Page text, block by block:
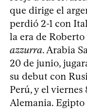
que dirige el
perdió 2-1 con
la era de
azzurra. Arabia
20 de junio,
su debut con
Perú, y el
Alemania.